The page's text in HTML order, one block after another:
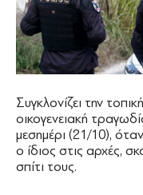
Συγκλονίζει την
οικογενειακή
μεσημέρι (21/10),
ο ίδιος στις αρχές,
σπίτι τους.